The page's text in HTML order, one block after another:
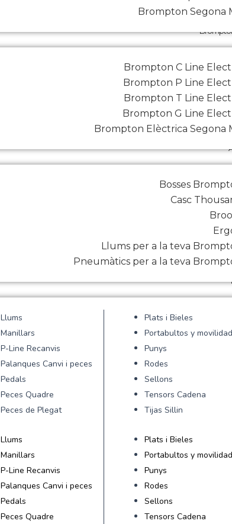
Brompton Segona
Brompton C Line
Brompton P Line
Brompton T Line
Brompton G Line
Brompton Elèctrica Segona
Bosses
Casc
Llums per a la teva
Pneumàtics per a la teva
Llums
Manillars
P-Line Recanvis
Palanques Canvi i peces
Pedals
Peces Quadre
Peces de Plegat
Llums
Manillars
P-Line Recanvis
Palanques Canvi i peces
Pedals
Peces Quadre
Plats i Bieles
Portabultos y movilidad
Punys
Rodes
Sellons
Tensors Cadena
Tijas Sillin
Plats i Bieles
Portabultos y movilidad
Punys
Rodes
Sellons
Tensors Cadena